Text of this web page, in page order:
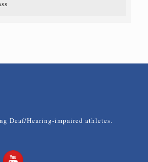
Deaf/Hearing-impaired athletes.